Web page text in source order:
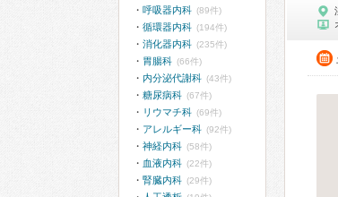
呼吸器内科 (89件)
循環器内科 (194件)
消化器内科 (235件)
胃腸科 (66件)
内分泌代謝科 (43件)
糖尿病科 (67件)
リウマチ科 (69件)
アレルギー科 (92件)
神経内科 (58件)
血液内科 (22件)
腎臓内科 (29件)